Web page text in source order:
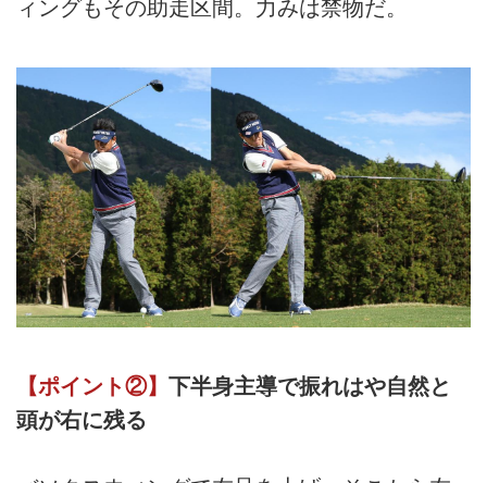
ィングもその助走区間。力みは禁物だ。
【ポイント②】 下半身主導で振れはや自然と
頭が右に残る